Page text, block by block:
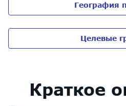
География
Целевые
Краткое